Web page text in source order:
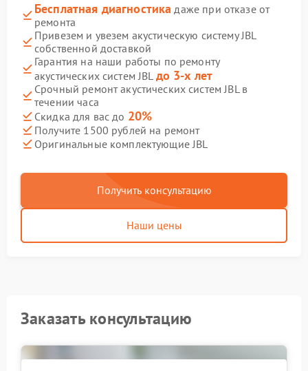
Бесплатная диагностика даже при отказе от
ремонта
Привезем и увезем акустическую систему JBL
собственной доставкой
Гарантия на наши работы по ремонту
акустических систем JBL до 3-х лет
Срочный ремонт акустических систем JBL в
течении часа
Скидка для вас до 20%
Получите 1500 рублей на ремонт
Оригинальные комплектующие JBL
Получить консультацию
Наши цены
Заказать консультацию